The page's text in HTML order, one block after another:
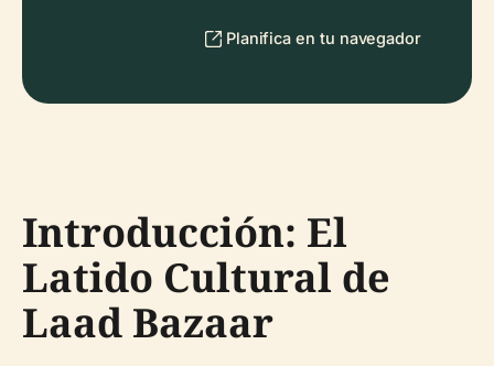
Planifica en tu navegador
Introducción: El
Latido Cultural de
Laad Bazaar